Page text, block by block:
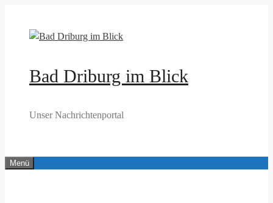
springen
Bad Driburg im Blick
Unser Nachrichtenportal
Menü